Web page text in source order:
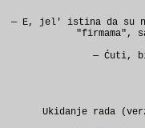
— E, jel' istina da su
"firmama",
— Ćuti,
Ukidanje rada